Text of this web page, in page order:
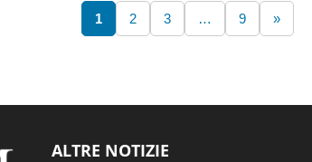
1 2 3 … 9 »
ALTRE NOTIZIE